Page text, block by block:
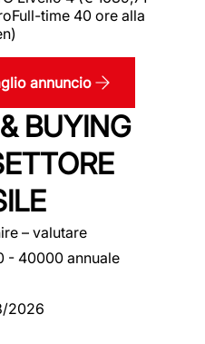
time 40 ore alla
annuncio
BUYING
– valutare
- 40000 annuale
2026